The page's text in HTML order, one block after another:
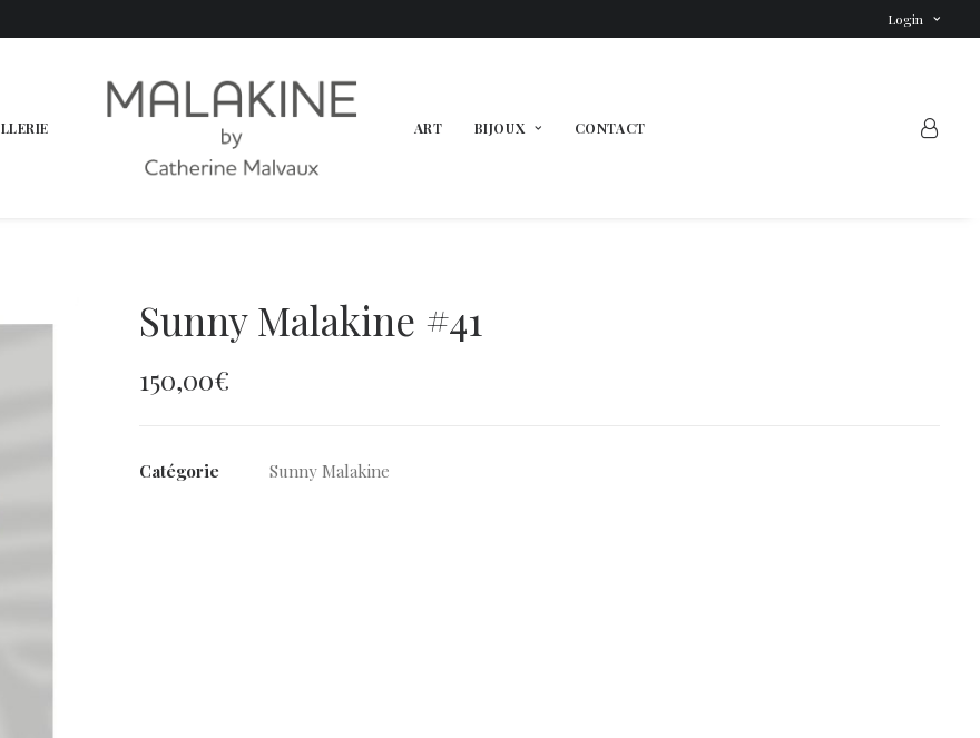
Login
ART BIJOUX CONTACT
Sunny Malakine #41
150,00€
Catégorie Sunny Malakine